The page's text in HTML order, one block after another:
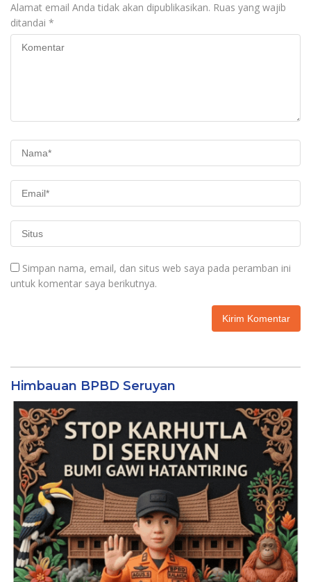
Alamat email Anda tidak akan dipublikasikan. Ruas yang wajib
ditandai *
Simpan nama, email, dan situs web saya pada peramban ini
untuk komentar saya berikutnya.
Himbauan BPBD Seruyan